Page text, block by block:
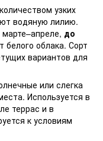
узких
водяную лилию.
до
белого облака. Сорт
вариантов для
или слегка
Используется в
террас и в
к условиям